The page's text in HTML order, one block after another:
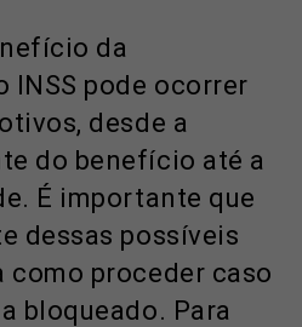
da
INSS pode ocorrer
desde a
do benefício até a
É importante que
dessas possíveis
como proceder caso
bloqueado. Para